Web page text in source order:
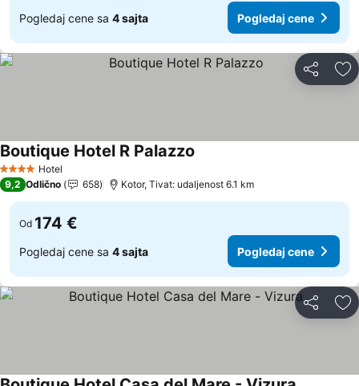
Pogledaj cene sa 4 sajta Pogledaj cene
Deli
4 ZvezdiceHotel
Boutique Hotel R Palazzo
9,2 Odlično 658 Kotor, Tivat: udaljenost 6.1 km
Od 174 €
Pogledaj cene sa 4 sajta Pogledaj cene
Deli